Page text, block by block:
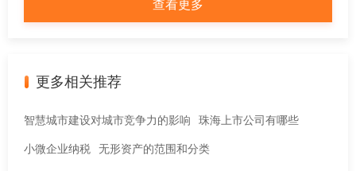
查看更多
更多相关推荐
智慧城市建设对城市竞争力的影响 珠海上市公司有哪些
小微企业纳税 无形资产的范围和分类